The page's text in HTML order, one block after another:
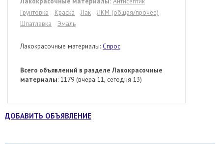
Грунтовка
Краска Лак
ЛКМ (общая/прочее)
Шпатлевка
Эмаль
Лакокрасочные материалы: Спрос
Всего объявлений в разделе Лакокрасочные
материалы: 1179 (вчера 11, сегодня 13)
ДОБАВИТЬ ОБЪЯВЛЕНИЕ